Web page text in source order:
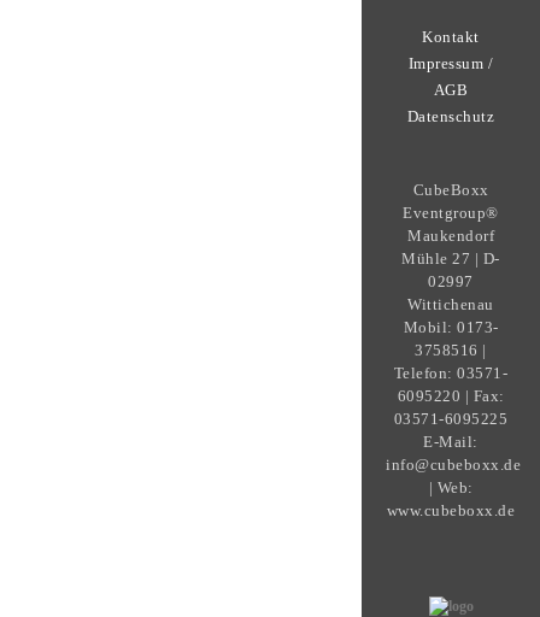
Kontakt
Impressum /
AGB
Datenschutz
CubeBoxx
Eventgroup®
Maukendorf
Mühle 27 | D-
02997
Wittichenau
Mobil: 0173-
3758516 |
Telefon: 03571-
6095220 | Fax:
03571-6095225
E-Mail:
info@cubeboxx.de
| Web:
www.cubeboxx.de